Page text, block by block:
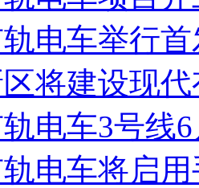
电车举行
将建设现
电车3号线
电车将启